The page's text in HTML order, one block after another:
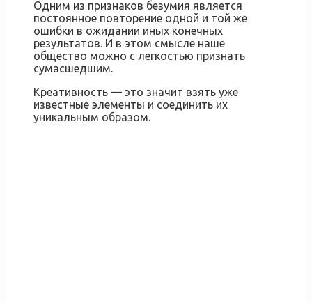
Одним из признаков безумия является
постоянное повторение одной и той же
ошибки в ожидании иных конечных
результатов. И в этом смысле наше
общество можно с легкостью признать
сумасшедшим.
Креативность — это значит взять уже
известные элементы и соединить их
уникальным образом.